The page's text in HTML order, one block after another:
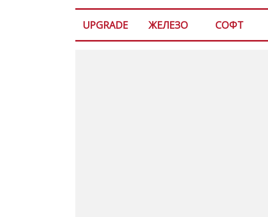
UPGRADE ЖЕЛЕЗО СОФТ